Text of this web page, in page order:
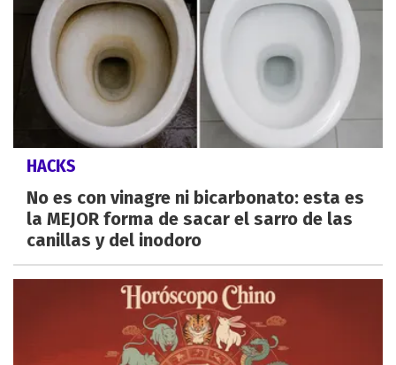
HACKS
No es con vinagre ni bicarbonato: esta es
la MEJOR forma de sacar el sarro de las
canillas y del inodoro